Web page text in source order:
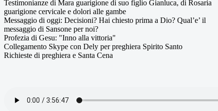
Testimonianze di Mara guarigione di suo figlio Gianluca, di Rosaria
guarigione cervicale e dolori alle gambe
Messaggio di oggi: Decisioni? Hai chiesto prima a Dio? Qual’e’ il
messaggio di Sansone per noi?
Profezia di Gesu: "Inno alla vittoria"
Collegamento Skype con Dely per preghiera Spirito Santo
Richieste di preghiera e Santa Cena